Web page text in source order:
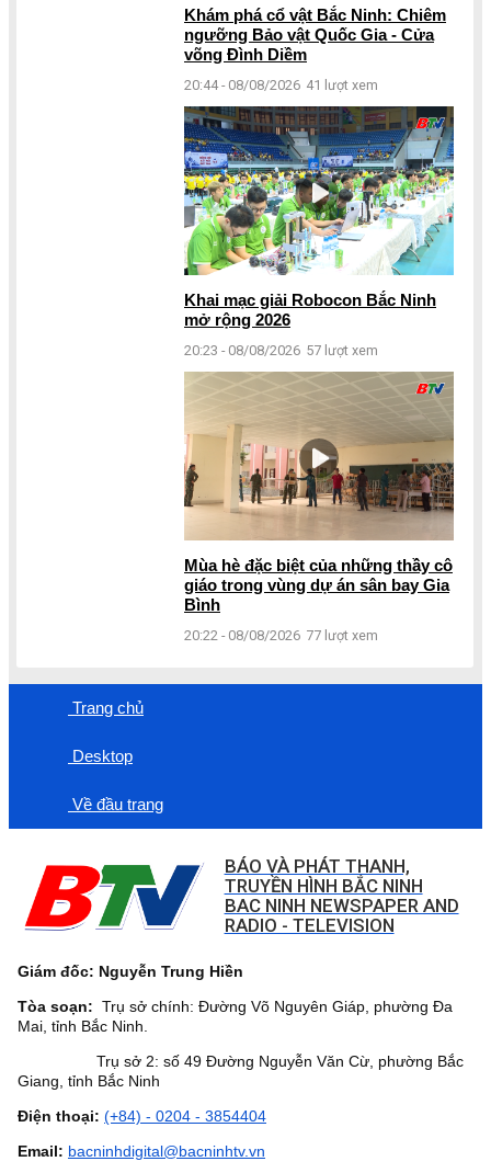
Khám phá cổ vật Bắc Ninh: Chiêm
ngưỡng Bảo vật Quốc Gia - Cửa
võng Đình Diềm
20:44 - 08/08/2026 41 lượt xem
Khai mạc giải Robocon Bắc Ninh
mở rộng 2026
20:23 - 08/08/2026 57 lượt xem
Mùa hè đặc biệt của những thầy cô
giáo trong vùng dự án sân bay Gia
Bình
20:22 - 08/08/2026 77 lượt xem
Trang chủ
Desktop
Về đầu trang
BÁO VÀ PHÁT THANH,
TRUYỀN HÌNH BẮC NINH
BAC NINH NEWSPAPER AND
RADIO - TELEVISION
Giám đốc: Nguyễn Trung Hiền
Tòa soạn: Trụ sở chính: Đường Võ Nguyên Giáp, phường Đa
Mai, tỉnh Bắc Ninh.
Trụ sở 2: số 49 Đường Nguyễn Văn Cừ, phường Bắc
Giang, tỉnh Bắc Ninh
Điện thoại: (+84) - 0204 - 3854404
Email: bacninhdigital@bacninhtv.vn